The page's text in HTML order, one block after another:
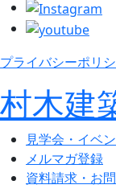
プライバシーポリ
村木建
見学会・イベ
メルマガ登録
資料請求・お